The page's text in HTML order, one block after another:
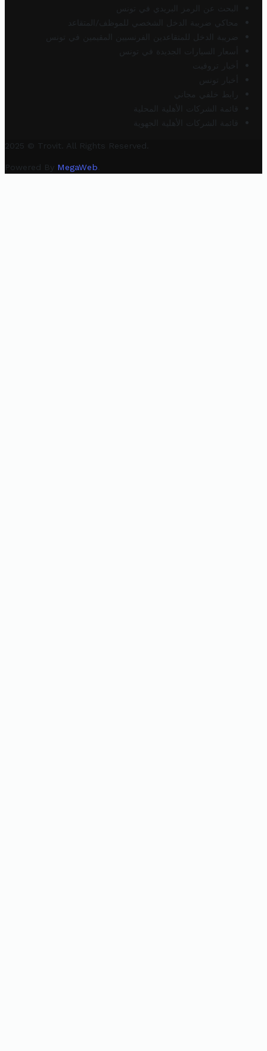
البحث عن الرمز البريدي في تونس
محاكي ضريبة الدخل الشخصي للموظف/المتقاعد
ضريبة الدخل للمتقاعدين الفرنسيين المقيمين في تونس
أسعار السيارات الجديدة في تونس
أخبار تروفيت
أخبار تونس
رابط خلفي مجاني
قائمة الشركات الأهلية المحلية
قائمة الشركات الأهلية الجهوية
2025 © Trovit. All Rights Reserved.
Powered By MegaWeb